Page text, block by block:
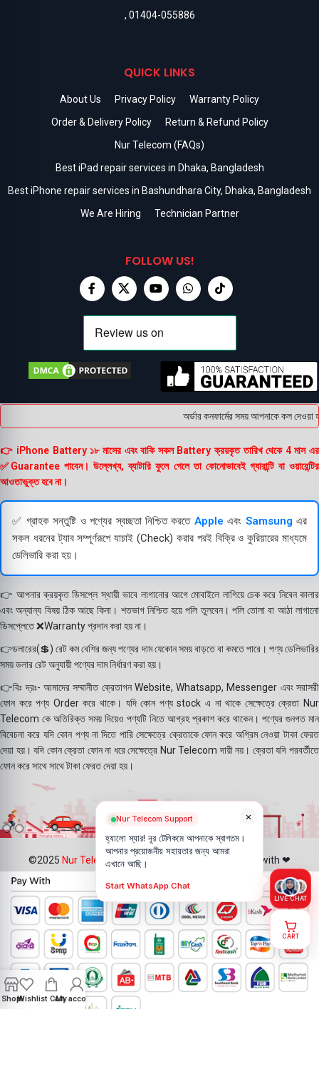
, 01404-055886
QUICK LINKS
About Us Privacy Policy
Warranty Policy
Order & Delivery Policy
Return & Refund Policy
Nur Telecom (FAQs)
Best iPad repair services in Dhaka, Bangladesh
Best iPhone repair services in Bashundhara City, Dhaka, Bangladesh
We Are Hiring
Technician Partner
FOLLOW US!
অর্ডার কনফার্মের সময় আপনাকে কল
👉 iPhone Battery ১৮ মাসের এবং বাকি সকল Battery ক্রয়কৃত তারিখ থেকে 4 মাস এর
✅Guarantee পাবেন। উল্লেখ্য, ব্যাটারি ফুলে গেলে তা কোনোভাবেই গ্যারান্টি বা ওয়ারেন্টির
আওতাভুক্ত হবে না।
✅ গ্রাহক সন্তুষ্টি ও পণ্যের স্বচ্ছতা নিশ্চিত করতে Apple এবং Samsung এর
সকল ধরনের ট্যাব সম্পূর্ণরূপে যাচাই (Check) করার পরই বিক্রি ও কুরিয়ারের মাধ্যমে
ডেলিভারি করা হয়।
👉 আপনার ক্রয়কৃত ডিসপ্লে স্থায়ী ভাবে লাগানোর আগে মোবাইলে লাগিয়ে চেক করে নিবেন কালার
এবং অন্যান্য বিষয় ঠিক আছে কিনা। শতভাগ নিশ্চিত হয়ে পলি তুলবেন। পলি তোলা বা আঠা লাগানো
ডিসপ্লেতে ❌Warranty প্রদান করা হয় না।
👉ডলারের(💲) রেট কম বেশির জন্য পণ্যের দাম যেকোন সময় বাড়তে বা কমতে পারে। পণ্য ডেলিভারির
সময় ডলার রেট অনুযায়ী পণ্যের দাম নির্ধারণ করা হয়।
👉বিঃ দ্রঃ- আমাদের সম্মানীত ক্রেতাগন Website, Whatsapp, Messenger এবং সরাসরী
ফোন করে পণ্য Order করে থাকে। যদি কোন পণ্য stock এ না থাকে সেক্ষেত্রে ক্রেতা Nur
Telecom কে অতিরিক্ত সময় দিয়েও পণ্যটি নিতে আগ্রহ প্রকাশ করে থাকেন। পণ্যের গুনগত মান
বিবেচনা করে যদি কোন পণ্য না দিতে পারি সেক্ষেত্রে ক্রেতাকে ফোন করে অগ্রিম নেওয়া টাকা ফেরত
দেয়া হয়। যদি কোন ক্রেতা ফোন না ধরে সেক্ষেত্রে Nur Telecom দায়ী নয়। ক্রেতা যদি পরবর্তীতে
ফোন করে সাথে সাথে টাকা ফেরত দেয়া হয়।
©2025 Nur Telecom- All Rights Reserved || Created with ❤
ShopWishlist CartMy account
×
Nur Telecom Support
হ্যালো স্যার! নূর টেলিকমে আপনাকে স্বাগতম।
আপনার প্রয়োজনীয় সহায়তার জন্য আমরা
এখানে আছি।
Start WhatsApp Chat
LIVE CHAT
CART